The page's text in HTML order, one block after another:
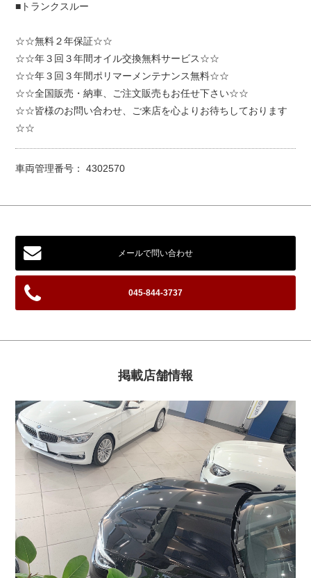
■トランクスルー
☆☆無料２年保証☆☆
☆☆年３回３年間オイル交換無料サービス☆☆
☆☆年３回３年間ポリマーメンテナンス無料☆☆
☆☆全国販売・納車、ご注文販売もお任せ下さい☆☆
☆☆皆様のお問い合わせ、ご来店を心よりお待ちしております
☆☆
車両管理番号： 4302570
メールで問い合わせ
045-844-3737
掲載店舗情報